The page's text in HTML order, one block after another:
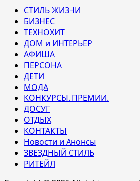
СТИЛЬ ЖИЗНИ
БИЗНЕС
ТЕХНОХИТ
ДОМ и ИНТЕРЬЕР
АФИША
ПЕРСОНА
ДЕТИ
МОДА
КОНКУРСЫ. ПРЕМИИ.
ДОСУГ
ОТДЫХ
КОНТАКТЫ
Новости и Анонсы
ЗВЕЗДНЫЙ СТИЛЬ
РИТЕЙЛ